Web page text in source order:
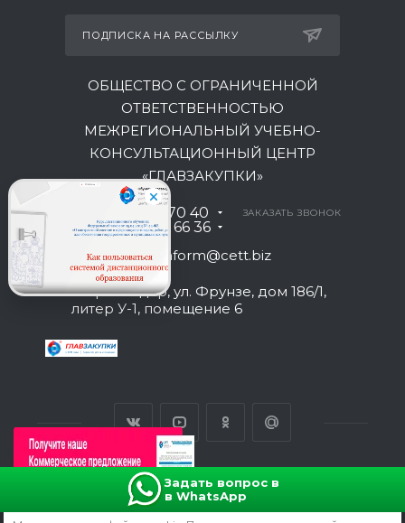
ПОДПИСКА НА РАССЫЛКУ
ОБЩЕСТВО С ОГРАНИЧЕННОЙ
ОТВЕТСТВЕННОСТЬЮ
МЕЖРЕГИОНАЛЬНЫЙ УЧЕБНО-
КОНСУЛЬТАЦИОННЫЙ ЦЕНТР
«ГЛАВЗАКУПКИ»
8 800 301 70 40
+7 930 035 66 36
ЗАКАЗАТЬ ЗВОНОК
inform@cett.biz
г. Краснодар, ул. Фрунзе, дом 186/1,
литер У-1, помещение 6
ВЕРСИЯ ДЛЯ ПЕЧАТИ
Задать вопрос в
в WhatsApp